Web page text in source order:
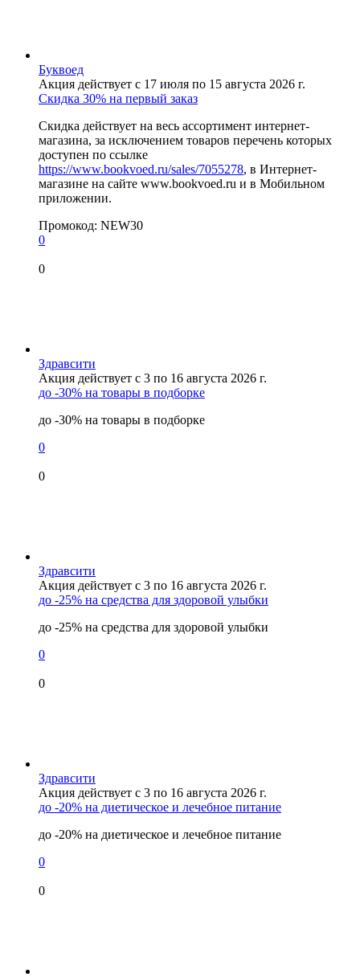
Буквоед
Акция действует с 17 июля по 15 августа 2026 г.
Скидка 30% на первый заказ
Скидка действует на весь ассортимент интернет-
магазина, за исключением товаров перечень которых
доступен по ссылке
https://www.bookvoed.ru/sales/7055278, в Интернет-
магазине на сайте www.bookvoed.ru и в Мобильном
приложении.
Промокод: NEW30
0
0
Здравсити
Акция действует с 3 по 16 августа 2026 г.
до -30% на товары в подборке
до -30% на товары в подборке
0
0
Здравсити
Акция действует с 3 по 16 августа 2026 г.
до -25% на средства для здоровой улыбки
до -25% на средства для здоровой улыбки
0
0
Здравсити
Акция действует с 3 по 16 августа 2026 г.
до -20% на диетическое и лечебное питание
до -20% на диетическое и лечебное питание
0
0